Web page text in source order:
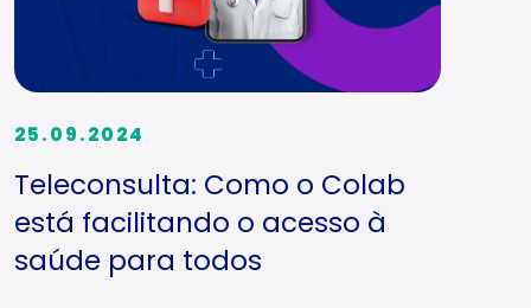
25.09.2024
Teleconsulta: Como o Colab
está facilitando o acesso à
saúde para todos